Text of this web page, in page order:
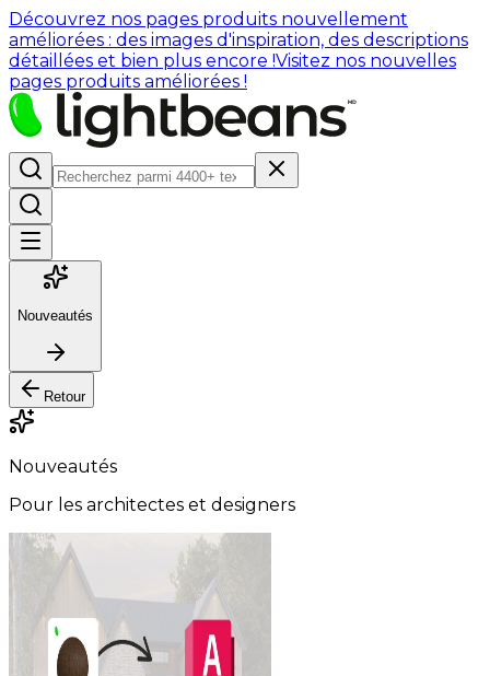
Découvrez nos pages produits nouvellement
améliorées : des images d'inspiration, des descriptions
détaillées et bien plus encore !Visitez nos nouvelles
pages produits améliorées !
Nouveautés
Retour
Nouveautés
Pour les architectes et designers